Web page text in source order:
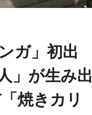
ガ」初出
」が生み出
焼きカリ